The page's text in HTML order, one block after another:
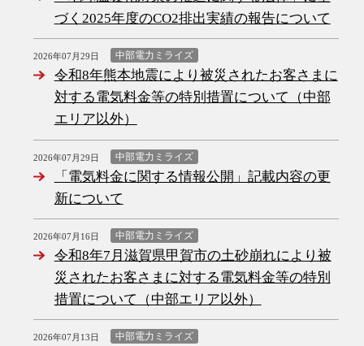
づく2025年度のCO2排出実績の報告について
2026年07月29日 中部電力ミライズ
令和8年熊本地震により被災されたお客さまに
対する電気料金等の特別措置について（中部
エリア以外）
2026年07月29日 中部電力ミライズ
「電気料金に関する情報公開」記載内容の更
新について
2026年07月16日 中部電力ミライズ
令和8年7月滋賀県甲賀市の土砂崩れにより被
災されたお客さまに対する電気料金等の特別
措置について（中部エリア以外）
2026年07月13日 中部電力ミライズ